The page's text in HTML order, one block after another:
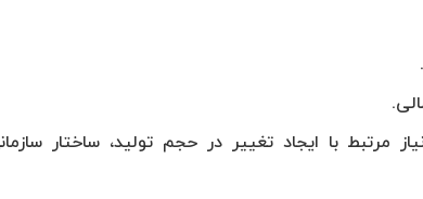
مرتبط با ایجاد تغییر در حجم تولید، ساختار